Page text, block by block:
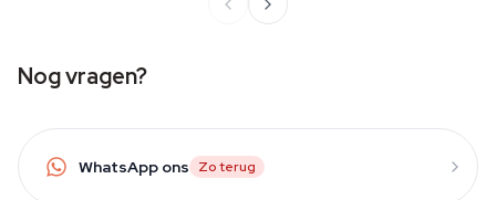
Nog vragen?
WhatsApp ons Zo terug